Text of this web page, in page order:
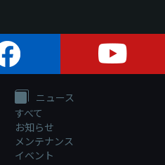
ニュース
すべて
お知らせ
メンテナンス
イベント